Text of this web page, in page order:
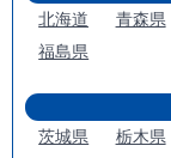
北海道
青森県
福島県
茨城県
栃木県